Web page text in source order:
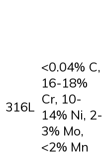
316L
<0.04% C,
16-18%
Cr, 10-
14% Ni, 2-
3% Mo,
<2% Mn